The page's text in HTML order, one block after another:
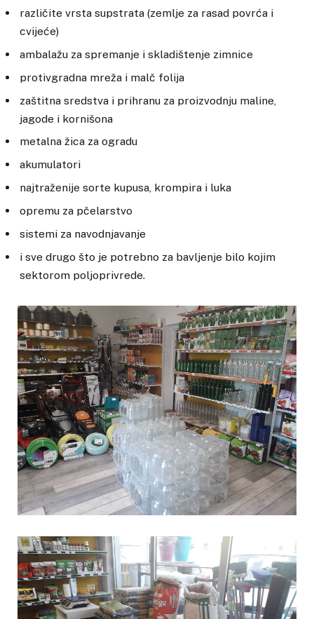
različite vrsta supstrata (zemlje za rasad povrća i
cvijeće)
ambalažu za spremanje i skladištenje zimnice
protivgradna mreža i malč folija
zaštitna sredstva i prihranu za proizvodnju maline,
jagode i kornišona
metalna žica za ogradu
akumulatori
najtraženije sorte kupusa, krompira i luka
opremu za pčelarstvo
sistemi za navodnjavanje
i sve drugo što je potrebno za bavljenje bilo kojim
sektorom poljoprivrede.